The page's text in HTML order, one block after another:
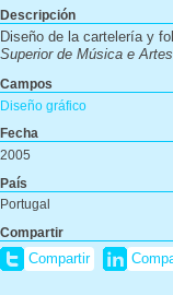
Descripción
Diseño de la cartelería y
Superior de Música e
Campos
Diseño gráfico
Fecha
2005
País
Portugal
Compartir
Compartir